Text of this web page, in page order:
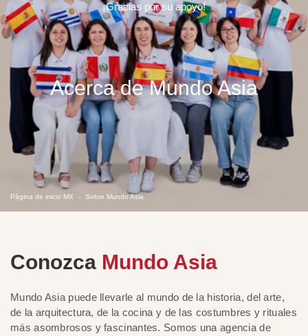
Acerca de Mundo Asia
Página de inicio MX Sobre Mundo Asia
¡Gracias por su apoyo!
Conozca Mundo Asia
Mundo Asia puede llevarle al mundo de la historia, del arte,
de la arquitectura, de la cocina y de las costumbres y rituales
más asombrosos y fascinantes. Somos una agencia de